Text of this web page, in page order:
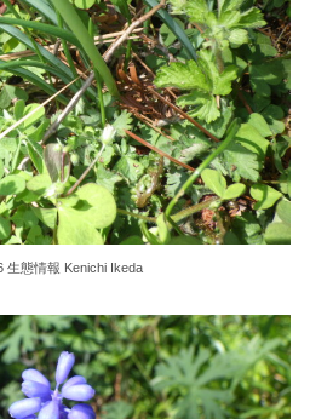
生態情報 Kenichi Ikeda